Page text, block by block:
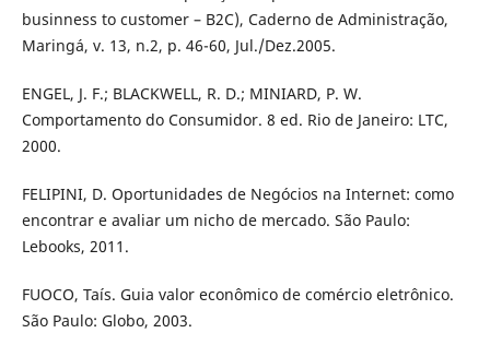
businness to customer – B2C), Caderno de Administração,
Maringá, v. 13, n.2, p. 46-60, Jul./Dez.2005.
ENGEL, J. F.; BLACKWELL, R. D.; MINIARD, P. W.
Comportamento do Consumidor. 8 ed. Rio de Janeiro: LTC,
2000.
FELIPINI, D. Oportunidades de Negócios na Internet: como
encontrar e avaliar um nicho de mercado. São Paulo:
Lebooks, 2011.
FUOCO, Taís. Guia valor econômico de comércio eletrônico.
São Paulo: Globo, 2003.